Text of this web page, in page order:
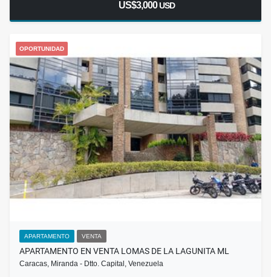
US$3,000USD
OPORTUNIDAD
APARTAMENTO VENTA
APARTAMENTO EN VENTA LOMAS DE LA LAGUNITA ML
Caracas, Miranda - Dtto. Capital, Venezuela